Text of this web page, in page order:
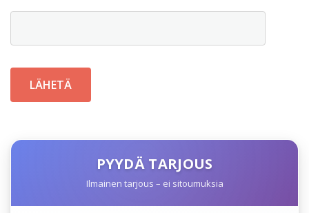
PYYDÄ TARJOUS
Ilmainen tarjous – ei sitoumuksia